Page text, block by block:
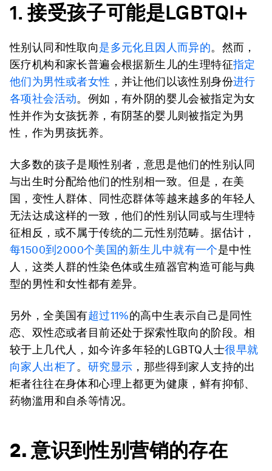
1. 接受孩子可能是LGBTQI+
性别认同和性取向是多元化且因人而异的。然而，
医疗机构和家长普遍会根据新生儿的生理特征指定
他们为男性或者女性 ，并让他们以该性别身份进行
各项社会活动。例如，有外阴的婴儿会被指定为女
性并作为女孩抚养，有阴茎的婴儿则被指定为男
性，作为男孩抚养。
大多数的孩子是顺性别者，意思是他们的性别认同
与出生时分配给他们的性别相一致。但是，在美
国，变性人群体、同性恋群体等越来越多的年轻人
无法达成这样的一致，他们的性别认同或与生理特
征相反，或不属于传统的二元性别范畴。据估计，
每1500到2000个美国的新生儿中就有一个是中性
人，这类人群的性染色体或生殖器官构造可能与典
型的男性和女性都有差异。
另外，全美国有超过11%的高中生表示自己是同性
恋、双性恋或者目前还处于探索性取向的阶段。相
较于上几代人，如今许多年轻的LGBTQ人士很早就
向家人出柜了。 研究显示 ，那些得到家人支持的出
柜者往往在身体和心理上都更为健康，鲜有抑郁、
药物滥用和自杀等情况。
2. 意识到性别营销的存在